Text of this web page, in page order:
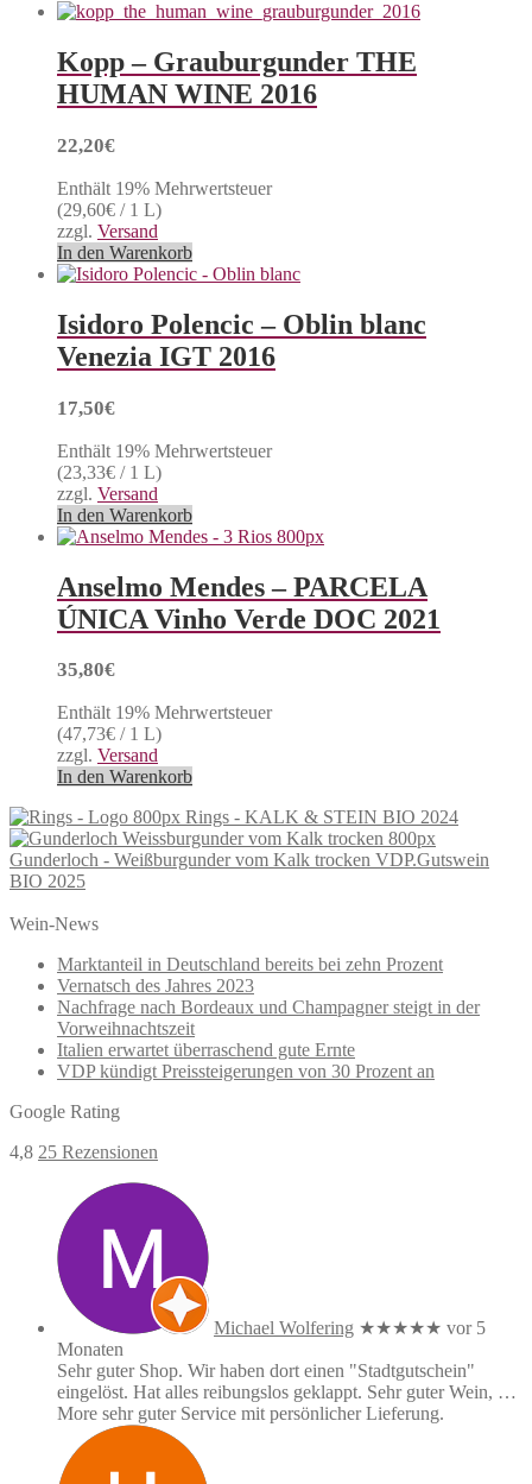
Kopp – Grauburgunder THE
HUMAN WINE 2016
22,20€
Enthält 19% Mehrwertsteuer
(29,60€ / 1 L)
zzgl. Versand
In den Warenkorb
Isidoro Polencic – Oblin blanc
Venezia IGT 2016
17,50€
Enthält 19% Mehrwertsteuer
(23,33€ / 1 L)
zzgl. Versand
In den Warenkorb
Anselmo Mendes – PARCELA
ÚNICA Vinho Verde DOC 2021
35,80€
Enthält 19% Mehrwertsteuer
(47,73€ / 1 L)
zzgl. Versand
In den Warenkorb
Rings - KALK & STEIN BIO 2024
Gunderloch - Weißburgunder vom Kalk trocken VDP.Gutswein
BIO 2025
Wein-News
Marktanteil in Deutschland bereits bei zehn Prozent
Vernatsch des Jahres 2023
Nachfrage nach Bordeaux und Champagner steigt in der
Vorweihnachtszeit
Italien erwartet überraschend gute Ernte
VDP kündigt Preissteigerungen von 30 Prozent an
Google Rating
4,8 25 Rezensionen
Michael Wolfering ★★★★★ vor 5
Monaten
Sehr guter Shop. Wir haben dort einen "Stadtgutschein"
eingelöst. Hat alles reibungslos geklappt. Sehr guter Wein, …
More sehr guter Service mit persönlicher Lieferung.